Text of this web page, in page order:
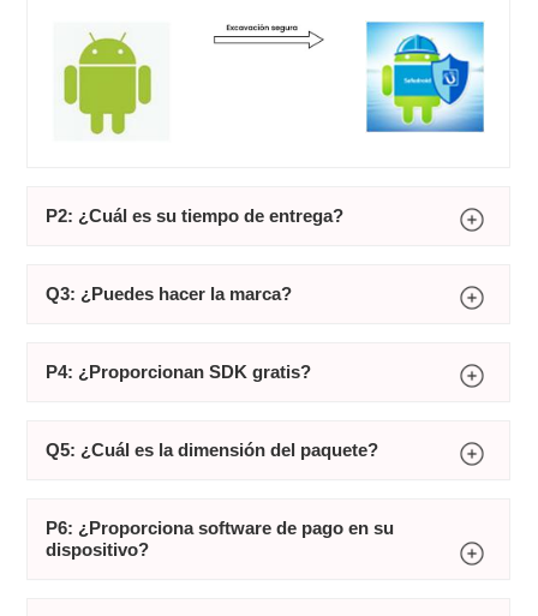
P2: ¿Cuál es su tiempo de entrega?
Q3: ¿Puedes hacer la marca?
P4: ¿Proporcionan SDK gratis?
Q5: ¿Cuál es la dimensión del paquete?
P6: ¿Proporciona software de pago en su
dispositivo?